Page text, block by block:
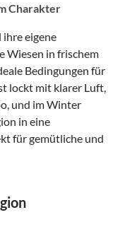
Charakter
ihre eigene
Wiesen in frischem
Bedingungen für
lockt mit klarer Luft,
und im Winter
in eine
für gemütliche und